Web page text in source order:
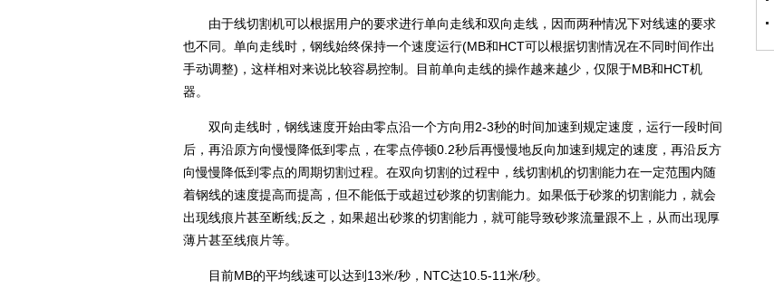
由于线切割机可以根据用户的要求进行单向走线和双向走线，因而两种情况下对线速的要求
也不同。单向走线时，钢线始终保持一个速度运行(MB和HCT可以根据切割情况在不同时间作出
手动调整)，这样相对来说比较容易控制。目前单向走线的操作越来越少，仅限于MB和HCT机
器。
双向走线时，钢线速度开始由零点沿一个方向用2-3秒的时间加速到规定速度，运行一段时间
后，再沿原方向慢慢降低到零点，在零点停顿0.2秒后再慢慢地反向加速到规定的速度，再沿反方
向慢慢降低到零点的周期切割过程。在双向切割的过程中，线切割机的切割能力在一定范围内随
着钢线的速度提高而提高，但不能低于或超过砂浆的切割能力。如果低于砂浆的切割能力，就会
出现线痕片甚至断线;反之，如果超出砂浆的切割能力，就可能导致砂浆流量跟不上，从而出现厚
薄片甚至线痕片等。
目前MB的平均线速可以达到13米/秒，NTC达10.5-11米/秒。